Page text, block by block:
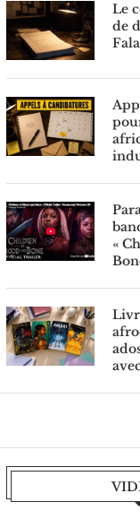
Le
de
«